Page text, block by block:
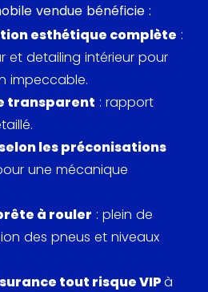
vendue bénéficie :
esthétique complète :
et detailing intérieur pour
impeccable.
transparent : rapport
les préconisations
une mécanique
à rouler : plein de
des pneus et niveaux
tout risque VIPà